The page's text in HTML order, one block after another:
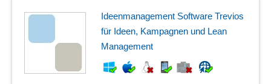
Ideenmanagement Software Trevios
für Ideen, Kampagnen und Lean
Management